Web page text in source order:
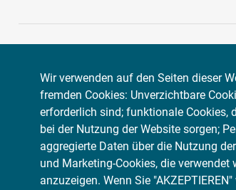
Partnerbetriebe können Ihre Fleethub-
Mit dem Klick auf die nachfolgende Schaltfläche wird ein
erfasst und gesammelt werden können. Mit dem Klick auf
ZUM FLEETHUB RECHNER
Wir verwenden auf den Seiten dieser
fremden Cookies: Unverzichtbare
erforderlich sind; funktionale Cookies,
bei der Nutzung der Website sorgen;
aggregierte Daten über die Nutzung
und Marketing-Cookies, die
anzuzeigen. Wenn Sie